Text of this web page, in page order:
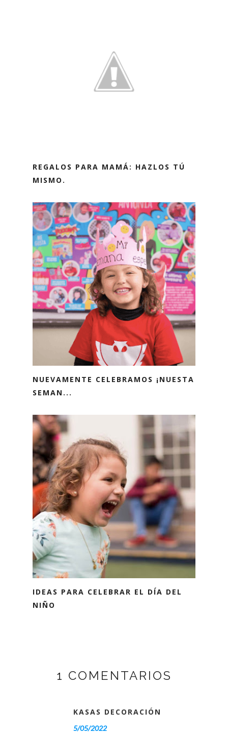
REGALOS PARA MAMÁ: HAZLOS TÚ
MISMO.
NUEVAMENTE CELEBRAMOS ¡NUESTA
SEMAN...
IDEAS PARA CELEBRAR EL DÍA DEL
NIÑO
1 COMENTARIOS
KASAS DECORACIÓN
5/05/2022